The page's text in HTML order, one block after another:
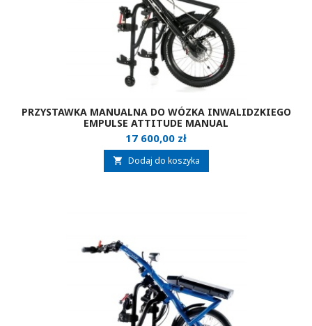
PRZYSTAWKA MANUALNA DO WÓZKA INWALIDZKIEGO
EMPULSE ATTITUDE MANUAL
Cena
17 600,00 zł
 Dodaj do koszyka